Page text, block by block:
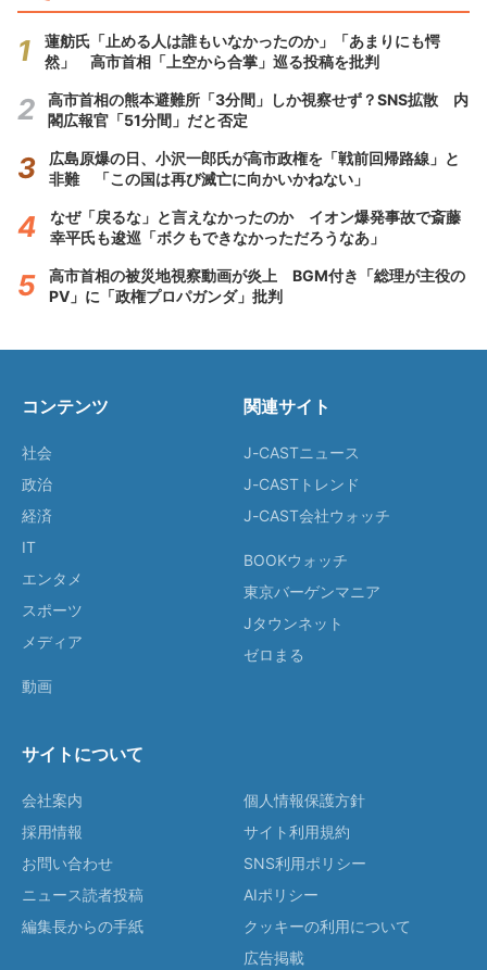
蓮舫氏「止める人は誰もいなかったのか」「あまりにも愕
然」 高市首相「上空から合掌」巡る投稿を批判
高市首相の熊本避難所「3分間」しか視察せず？SNS拡散 内
閣広報官「51分間」だと否定
広島原爆の日、小沢一郎氏が高市政権を「戦前回帰路線」と
非難 「この国は再び滅亡に向かいかねない」
なぜ「戻るな」と言えなかったのか イオン爆発事故で斎藤
幸平氏も逡巡「ボクもできなかっただろうなあ」
高市首相の被災地視察動画が炎上 BGM付き「総理が主役の
PV」に「政権プロパガンダ」批判
コンテンツ
社会
政治
経済
IT
エンタメ
スポーツ
メディア
動画
関連サイト
J-CASTニュース
J-CASTトレンド
J-CAST会社ウォッチ
BOOKウォッチ
東京バーゲンマニア
Jタウンネット
ゼロまる
サイトについて
会社案内
採用情報
お問い合わせ
ニュース読者投稿
編集長からの手紙
個人情報保護方針
サイト利用規約
SNS利用ポリシー
AIポリシー
クッキーの利用について
広告掲載